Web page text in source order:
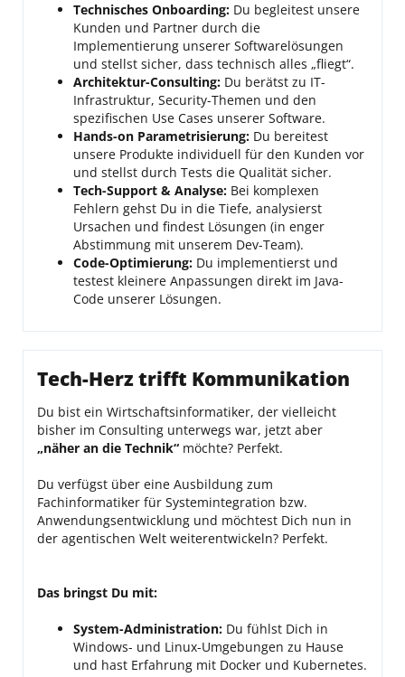
Technisches Onboarding: Du begleitest unsere
Kunden und Partner durch die
Implementierung unserer Softwarelösungen
und stellst sicher, dass technisch alles „fliegt“.
Architektur-Consulting: Du berätst zu IT-
Infrastruktur, Security-Themen und den
spezifischen Use Cases unserer Software.
Hands-on Parametrisierung: Du bereitest
unsere Produkte individuell für den Kunden vor
und stellst durch Tests die Qualität sicher.
Tech-Support & Analyse: Bei komplexen
Fehlern gehst Du in die Tiefe, analysierst
Ursachen und findest Lösungen (in enger
Abstimmung mit unserem Dev-Team).
Code-Optimierung: Du implementierst und
testest kleinere Anpassungen direkt im Java-
Code unserer Lösungen.
Tech-Herz trifft Kommunikation
Du bist ein Wirtschaftsinformatiker, der vielleicht
bisher im Consulting unterwegs war, jetzt aber
„näher an die Technik“ möchte? Perfekt.
Du verfügst über eine Ausbildung zum
Fachinformatiker für Systemintegration bzw.
Anwendungsentwicklung und möchtest Dich nun in
der agentischen Welt weiterentwickeln? Perfekt.
Das bringst Du mit:
System-Administration: Du fühlst Dich in
Windows- und Linux-Umgebungen zu Hause
und hast Erfahrung mit Docker und Kubernetes.